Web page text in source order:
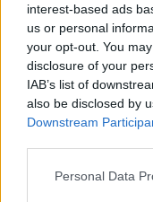
interest-based ads
us or personal
your opt-out. You
disclosure of your
IAB’s list of
also be disclosed by
Downstream
Please note that this
Personal Data
Κόσμος|
«Σπάνε»
οι
νεκροί μετά
Κόσμος|
Λίβανος: 6